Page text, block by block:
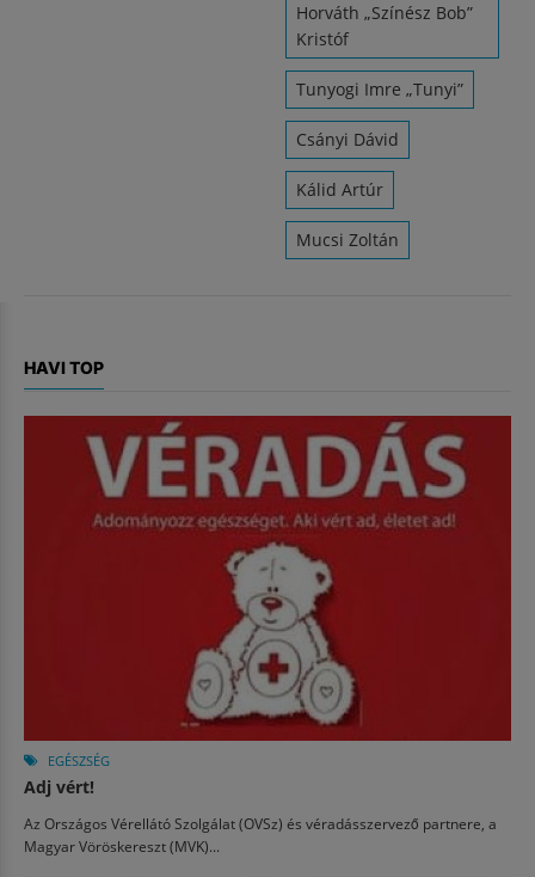
Horváth „Színész Bob”
Kristóf
Tunyogi Imre „Tunyi”
Csányi Dávid
Kálid Artúr
Mucsi Zoltán
HAVI TOP
EGÉSZSÉG
Adj vért!
Az Országos Vérellátó Szolgálat (OVSz) és véradásszervező partnere, a
Magyar Vöröskereszt (MVK)...